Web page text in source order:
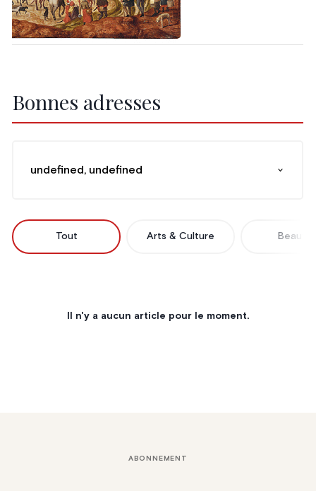
Bonnes adresses
undefined, undefined
Tout Arts & Culture Beauté
Il n'y a aucun article pour le moment.
ABONNEMENT